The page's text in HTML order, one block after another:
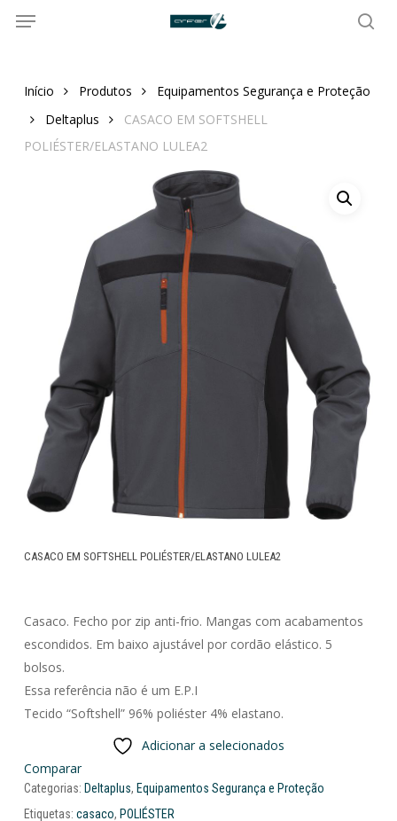
Menu
Início Produtos
Equipamentos Segurança e Proteção
Deltaplus
CASACO EM SOFTSHELL
POLIÉSTER/ELASTANO LULEA2
CASACO EM SOFTSHELL POLIÉSTER/ELASTANO LULEA2
Casaco. Fecho por zip anti-frio. Mangas com acabamentos
escondidos. Em baixo ajustável por cordão elástico. 5
bolsos.
Essa referência não é um E.P.I
Tecido “Softshell” 96% poliéster 4% elastano.
Adicionar a selecionados
Comparar
Categorias: Deltaplus, Equipamentos Segurança e Proteção
Etiquetas: casaco, POLIÉSTER